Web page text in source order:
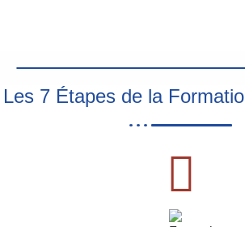
Les 7 Étapes de la